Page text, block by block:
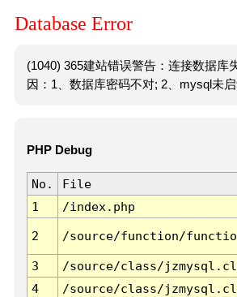
Database Error
(1040) 365建站错误警告：连接数据库
因：1、数据库密码不对; 2、mysql未启
PHP Debug
No. File
1
/index.php
2 /source/function/
3 /source/class/
4
/source/class/